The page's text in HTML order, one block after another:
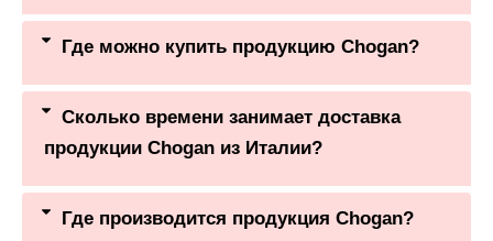
Где можно купить продукцию Chogan?
Сколько времени занимает доставка
продукции Chogan из Италии?
Где производится продукция Chogan?